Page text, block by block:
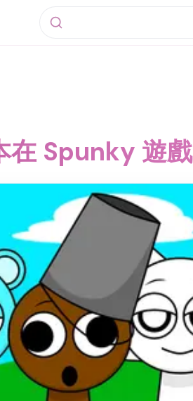
在 Spunky 遊戲